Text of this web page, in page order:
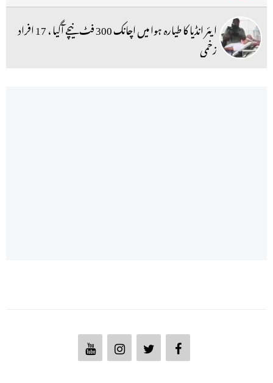
ایئر انڈیا کا طیارہ ہوا میں اچانک 300 فٹ نیچے آگیا ، 17 افراد
زخمی